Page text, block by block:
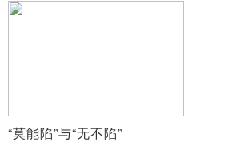
“莫能陷”与“无不陷”